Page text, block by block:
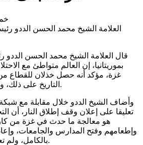
خميس,
قال العلامة الشيخ محمد الحسن الددو
بموريتانيا، إن العالم متواطئ مع
غزة، مؤكد أنه حصل خذلان للقطاع
التاريخ على ذلك، وسيبقى وصمة عارلأجيال.
وأضاف الشيخ الددو خلال مقابلة مع
تعليقا على إعلان وقف إطلاق النار، أن
هو معالجة ما حدث في غزة من
وإطعامهم وفتح المدارس والجامعات،
بالكامل، ولم تعد المباني صالحة للسكن.